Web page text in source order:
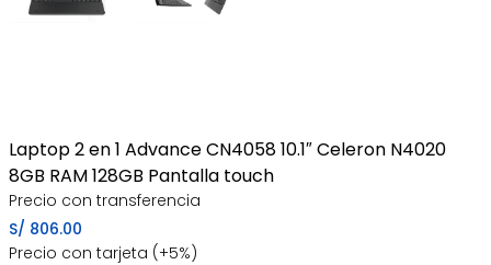
Laptop 2 en 1 Advance CN4058 10.1″ Celeron N4020
8GB RAM 128GB Pantalla touch
Precio con transferencia
S/ 806.00
Precio con tarjeta (+5%)